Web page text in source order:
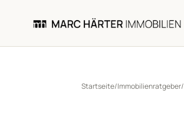
Startseite/Immobilienratgeber/